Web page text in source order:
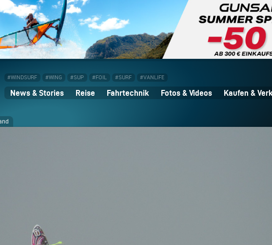
#WINDSURF #WING #SUP #FOIL #SURF #VANLIFE
News & Stories Reise Fahrtechnik Fotos & Videos Kaufen &